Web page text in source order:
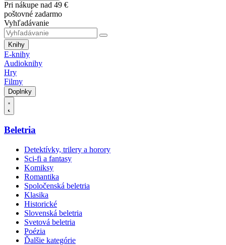
Pri nákupe nad 49 €
poštovné zadarmo
Vyhľadávanie
Knihy
E-knihy
Audioknihy
Hry
Filmy
Doplnky
Beletria
Detektívky, trilery a horory
Sci-fi a fantasy
Komiksy
Romantika
Spoločenská beletria
Klasika
Historické
Slovenská beletria
Svetová beletria
Poézia
Ďalšie kategórie